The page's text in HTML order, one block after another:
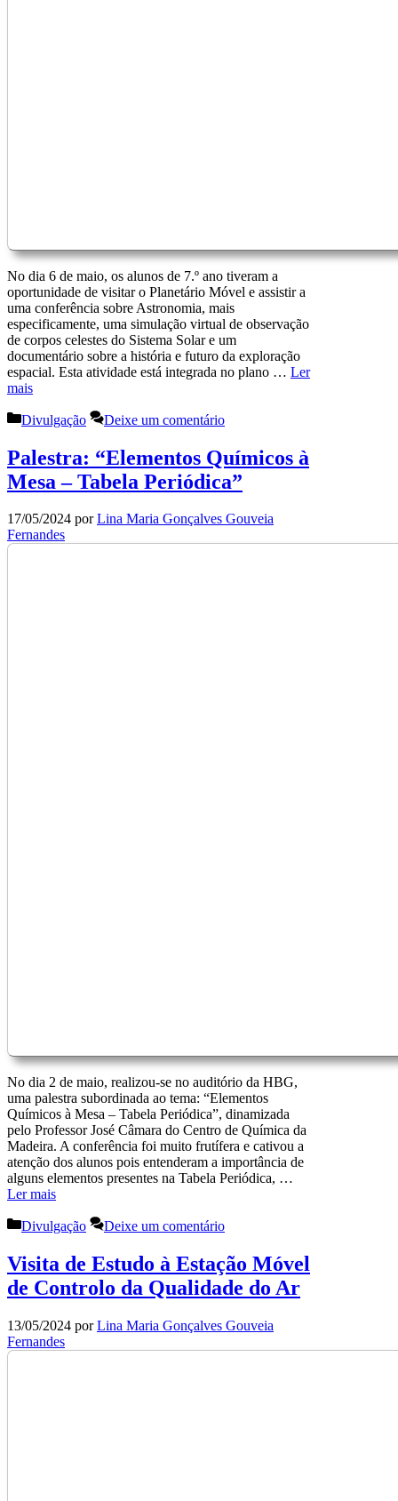
No dia 6 de maio, os alunos de 7.º ano tiveram a
oportunidade de visitar o Planetário Móvel e assistir a
uma conferência sobre Astronomia, mais
especificamente, uma simulação virtual de observação
de corpos celestes do Sistema Solar e um
documentário sobre a história e futuro da exploração
espacial. Esta atividade está integrada no plano … Ler
mais
Categorias
Divulgação Deixe um comentário
Palestra: “Elementos Químicos à
Mesa – Tabela Periódica”
17/05/2024 porLina Maria Gonçalves Gouveia
Fernandes
No dia 2 de maio, realizou-se no auditório da HBG,
uma palestra subordinada ao tema: “Elementos
Químicos à Mesa – Tabela Periódica”, dinamizada
pelo Professor José Câmara do Centro de Química da
Madeira. A conferência foi muito frutífera e cativou a
atenção dos alunos pois entenderam a importância de
alguns elementos presentes na Tabela Periódica, …
Ler mais
Categorias
Divulgação Deixe um comentário
Visita de Estudo à Estação Móvel
de Controlo da Qualidade do Ar
13/05/2024 porLina Maria Gonçalves Gouveia
Fernandes